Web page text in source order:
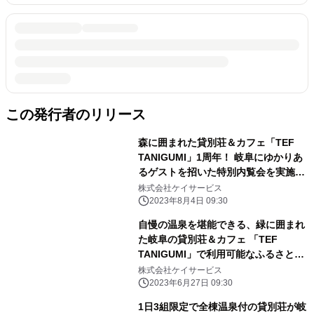
この発行者のリリース
森に囲まれた貸別荘＆カフェ「TEF
TANIGUMI」1周年！ 岐阜にゆかりあ
るゲストを招いた特別内覧会を実施
隣接の根尾川谷汲温泉は入泉料半額の
スペシャルデー
株式会社ケイサービス
2023年8月4日 09:30
自慢の温泉を堪能できる、緑に囲まれ
た岐阜の貸別荘＆カフェ 「TEF
TANIGUMI」で利用可能なふるさと納
税スタート
株式会社ケイサービス
2023年6月27日 09:30
1日3組限定で全棟温泉付の貸別荘が岐